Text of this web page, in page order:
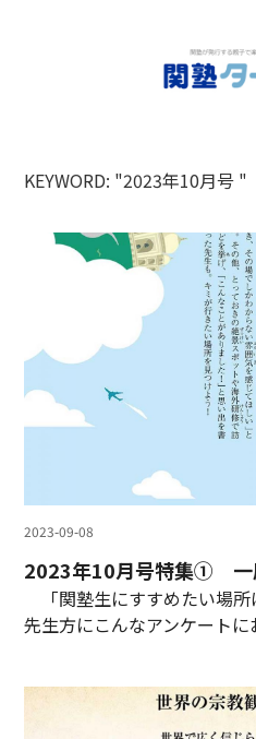
KEYWORD: "2023年10月号 "
2023-09-08
2023年10月号特集① 一
「関塾生にすすめたい場所
先生方にこんなアンケート